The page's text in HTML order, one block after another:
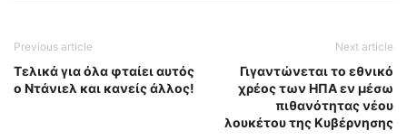
Previous article
Τελικά για όλα φταίει αυτός
ο Ντάνιελ και κανείς άλλος!
Next article
Γιγαντώνεται το εθνικό
χρέος των ΗΠΑ εν μέσω
πιθανότητας νέου
λουκέτου της Κυβέρνησης